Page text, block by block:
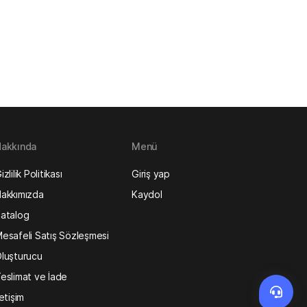
Politikası
Satış Sözleşmesi
ve İade
Menü
Giriş yap
Kaydol